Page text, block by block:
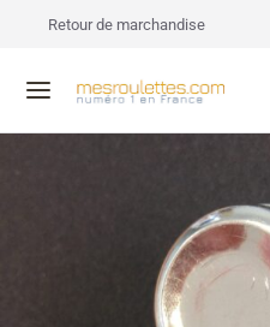
Retour de marchandise